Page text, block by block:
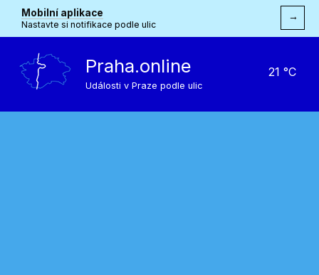
Mobilní aplikace
Nastavte si notifikace podle ulic
→
Praha.online
Události v Praze podle ulic
21 °C